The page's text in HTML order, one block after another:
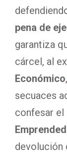
pena de
garantiza
cárcel, al
Económico,
secuaces
confesar el
devolución